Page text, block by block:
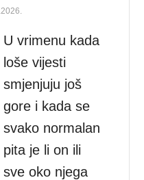
U vrimenu kada
loše vijesti
smjenjuju još
gore i kada se
svako normalan
pita je li on ili
sve oko njega